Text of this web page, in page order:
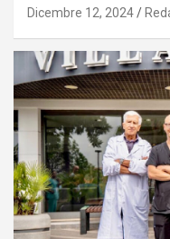
Dicembre 12, 2024